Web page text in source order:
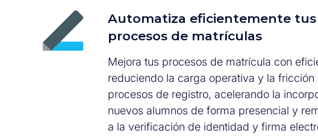
Automatiza eficientemente tus
procesos de matrículas
Mejora tus procesos de matrícula con
reduciendo la carga operativa y la fricción
procesos de registro, acelerando la
nuevos alumnos de forma presencial y
a la verificación de identidad y firma